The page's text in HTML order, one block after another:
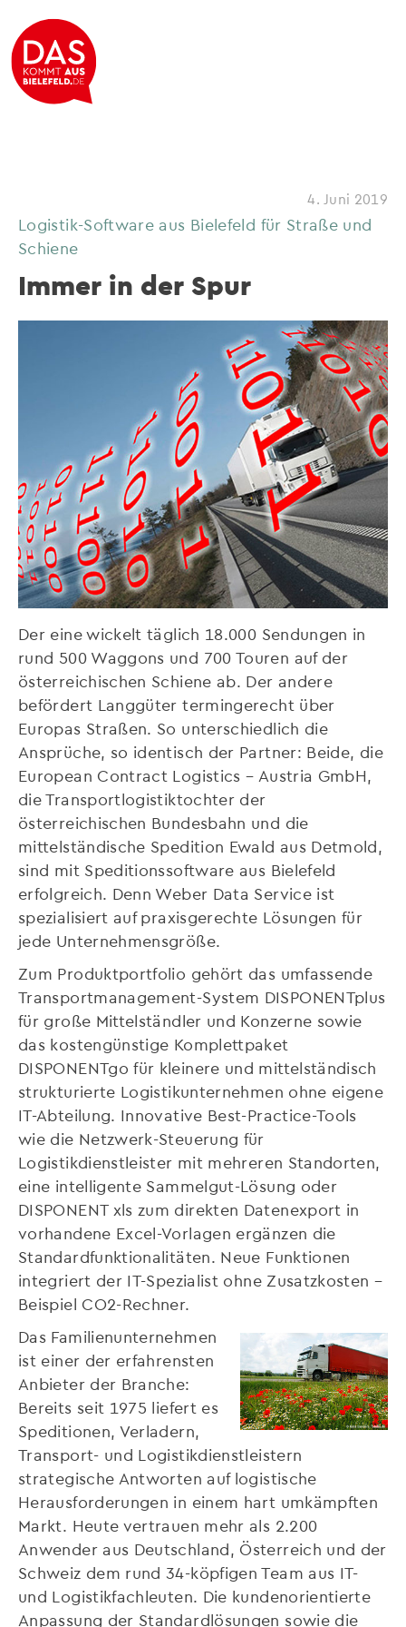
4. Juni 2019
Logistik-Software aus Bielefeld für Straße und
Schiene
Immer in der Spur
Der eine wickelt täglich 18.000 Sendungen in
rund 500 Waggons und 700 Touren auf der
österreichischen Schiene ab. Der andere
befördert Langgüter termingerecht über
Europas Straßen. So unterschiedlich die
Ansprüche, so identisch der Partner: Beide, die
European Contract Logistics – Austria GmbH,
die Transportlogistiktochter der
österreichischen Bundesbahn und die
mittelständische Spedition Ewald aus Detmold,
sind mit Speditionssoftware aus Bielefeld
erfolgreich. Denn Weber Data Service ist
spezialisiert auf praxisgerechte Lösungen für
jede Unternehmensgröße.
Zum Produktportfolio gehört das umfassende
Transportmanagement-System DISPONENTplus
für große Mittelständler und Konzerne sowie
das kostengünstige Komplettpaket
DISPONENTgo für kleinere und mittelständisch
strukturierte Logistikunternehmen ohne eigene
IT-Abteilung. Innovative Best-Practice-Tools
wie die Netzwerk-Steuerung für
Logistikdienstleister mit mehreren Standorten,
eine intelligente Sammelgut-Lösung oder
DISPONENT xls zum direkten Datenexport in
vorhandene Excel-Vorlagen ergänzen die
Standardfunktionalitäten. Neue Funktionen
integriert der IT-Spezialist ohne Zusatzkosten –
Beispiel CO2-Rechner.
Das Familienunternehmen
ist einer der erfahrensten
Anbieter der Branche:
Bereits seit 1975 liefert es
Speditionen, Verladern,
Transport- und Logistikdienstleistern
strategische Antworten auf logistische
Herausforderungen in einem hart umkämpften
Markt. Heute vertrauen mehr als 2.200
Anwender aus Deutschland, Österreich und der
Schweiz dem rund 34-köpfigen Team aus IT-
und Logistikfachleuten. Die kundenorientierte
Anpassung der Standardlösungen sowie die